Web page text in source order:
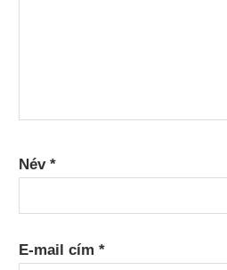
Név*
E-mail cím*